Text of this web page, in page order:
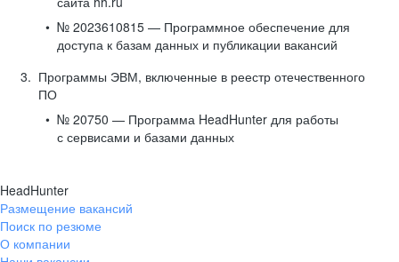
№ 2023610815 — Программное обеспечение для
доступа к базам данных и публикации вакансий
Программы ЭВМ, включенные в реестр отечественного
ПО
№ 20750 — Программа HeadHunter для работы
с сервисами и базами данных
HeadHunter
Размещение вакансий
Поиск по резюме
О компании